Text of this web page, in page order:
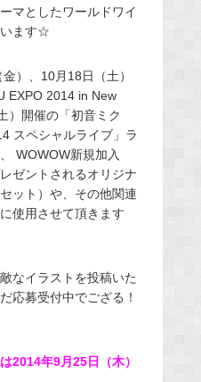
マとしたワールドワイ
います☆
）、10月18日（土）
EXPO 2014 in New
）開催の「初音ミク
スペシャルライブ」ラ
WOWOW新規加入
ゼントされるオリジナ
ット）や、その他関連
使用させて頂きます
なイラストを投稿いた
応募受付中でござる！
2014年9月25日（木）